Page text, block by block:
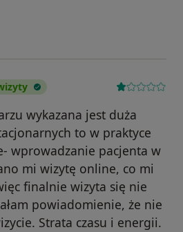
wykazana jest duża
to w praktyce
wprowadzanie pacjenta w
mi wizytę online, co mi
finalnie wizyta się nie
powiadomienie, że nie
Strata czasu i energii.